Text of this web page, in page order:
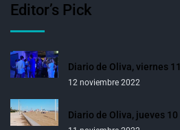
Editor’s Pick
Diario de Oliva, viernes 11
12 noviembre 2022
Diario de Oliva, jueves 10